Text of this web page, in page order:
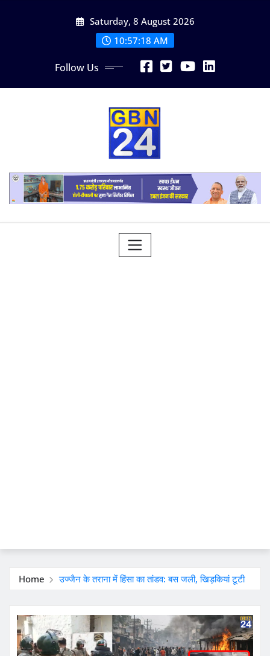
Saturday, 8 August 2026
10:57:18 AM
Follow Us
Home उज्जैन के तराना में हिंसा का तांडव: बस जली, खिड़कियां टूटी